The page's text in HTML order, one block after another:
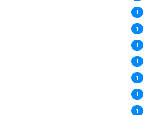
1
1
1
1
1
1
1